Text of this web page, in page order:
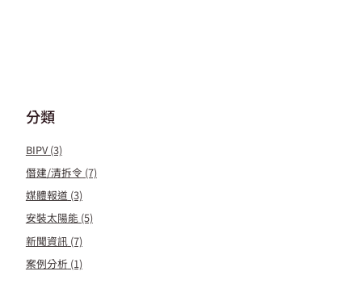
分類
BIPV(3)
僭建/清拆令 (7)
媒體報道 (3)
安裝太陽能(5)
新聞資訊(7)
案例分析 (1)